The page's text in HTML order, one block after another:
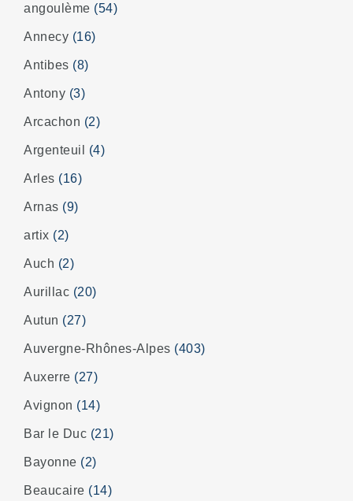
angoulème (54)
Annecy (16)
Antibes (8)
Antony (3)
Arcachon (2)
Argenteuil (4)
Arles (16)
Arnas (9)
artix (2)
Auch (2)
Aurillac (20)
Autun (27)
Auvergne-Rhônes-Alpes (403)
Auxerre (27)
Avignon (14)
Bar le Duc (21)
Bayonne (2)
Beaucaire (14)